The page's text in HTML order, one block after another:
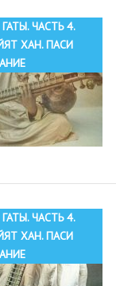
ЧАСТЬ 4.
ХАН. ПАСИ
ЧАСТЬ 4.
ХАН. ПАСИ